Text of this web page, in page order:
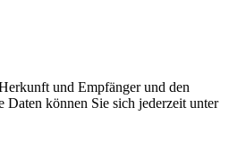
und Empfänger und den
können Sie sich jederzeit unter